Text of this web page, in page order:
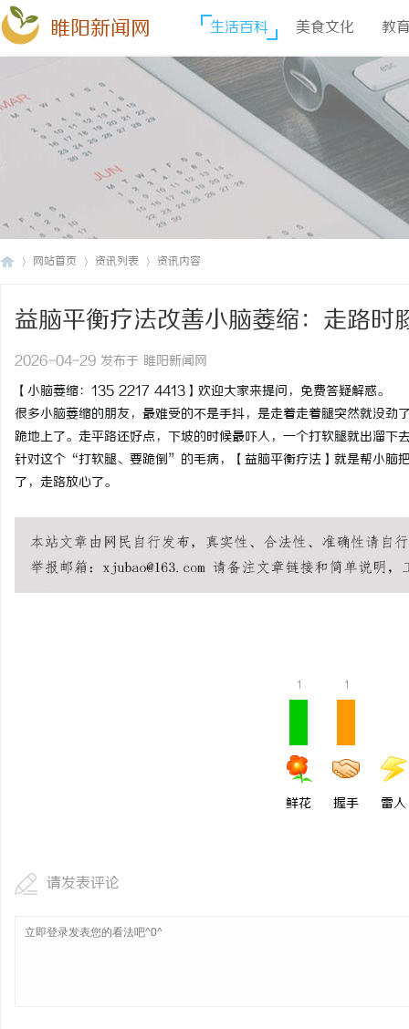
睢阳新闻网 生活百科 美食文化 教
网站首页 资讯列表 资讯内容
益脑平衡疗法改善小脑萎缩：走路
去？
2026-04-29 发布于 睢阳新闻网
【小脑萎缩：135 2217 4413】欢迎大家来提问，免费答疑解惑。
很多小脑萎缩的朋友，最难受的不是手抖，是走着走着腿突然就没
跪地上了。走平路还好点，下坡的时候最吓人，一个打软腿就出溜下
针对这个“打软腿、要跪倒”的毛病，【益脑平衡疗法】就是帮小脑
了，走路放心了。
1
鲜花
1
握手 雷人
请发表评论